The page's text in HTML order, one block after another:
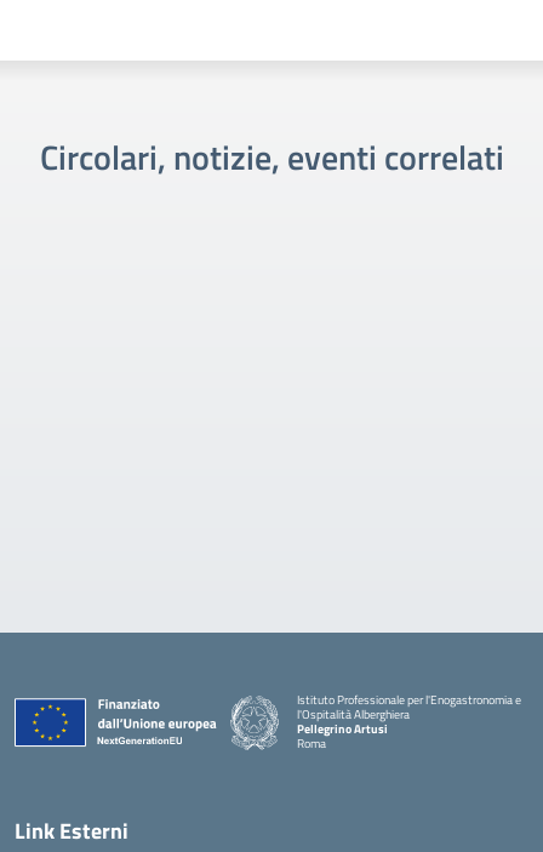
Circolari, notizie, eventi correlati
Istituto Professionale per l'Enogastronomia e
l'Ospitalità Alberghiera
Pellegrino Artusi
Roma
Link Esterni